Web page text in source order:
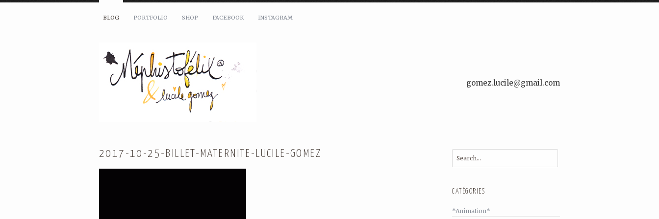
BLOG PORTFOLIO SHOP FACEBOOK INSTAGRAM
gomez.lucile@gmail.com
2017-10-25-BILLET-MATERNITE-LUCILE-GOMEZ
CATÉGORIES
*Animation*